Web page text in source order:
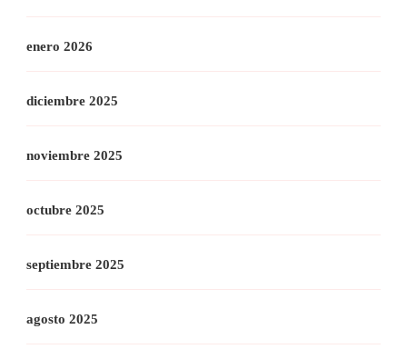
enero 2026
diciembre 2025
noviembre 2025
octubre 2025
septiembre 2025
agosto 2025